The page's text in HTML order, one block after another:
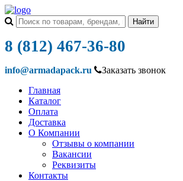
8 (812) 467-36-80
info@armadapack.ru
Заказать звонок
Главная
Каталог
Оплата
Доставка
О Компании
Отзывы о компании
Вакансии
Реквизиты
Контакты